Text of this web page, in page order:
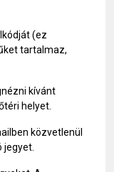
(ez
tartalmaz,
kívánt
helyet.
közvetlenül
jegyet.